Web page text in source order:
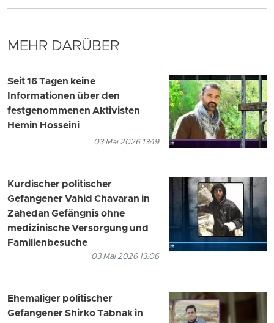
MEHR DARÜBER
Seit 16 Tagen keine
Informationen über den
festgenommenen Aktivisten
Hemin Hosseini
03 Mai 2026 13:19
Kurdischer politischer
Gefangener Vahid Chavaran in
Zahedan Gefängnis ohne
medizinische Versorgung und
Familienbesuche
03 Mai 2026 13:06
Ehemaliger politischer
Gefangener Shirko Tabnak in